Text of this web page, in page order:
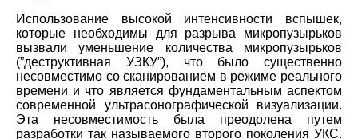
Использование высокой интенсивности вспышек,
которые необходимы для разрыва микропузырьков
вызвали уменьшение количества микропузырьков
(”деструктивная УЗКУ”), что было существенно
несовместимо со сканированием в режиме реального
времени и что является фундаментальным аспектом
современной ультрасонографической визуализации.
Эта несовместимость была преодолена путем
разработки так называемого второго поколения УКС.